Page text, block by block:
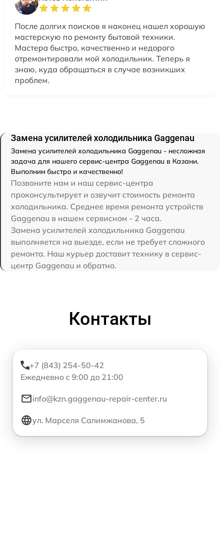
После долгих поисков я наконец нашел хорошую
мастерскую по ремонту бытовой техники.
Мастера быстро, качественно и недорого
отремонтировали мой холодильник. Теперь я
знаю, куда обращаться в случае возникших
проблем.
Замена усилителей холодильника Gaggenau
Замена усилителей холодильника Gaggenau - несложная
задача для нашего сервис-центра Gaggenau в Казани.
Выполним быстро и качественно!
Позвоните нам и наш сервис-центра
проконсультирует и озвучит стоимость ремонта
холодильника. Среднее время ремонта устройств
Gaggenau в нашем сервисном - 2 часа.
Замена усилителей холодильника Gaggenau
выполняется на выезде, если не требует сложного
ремонта. Наш курьер доставит технику в сервис-
центр Gaggenau и обратно.
Контакты
+7 (843) 254-50-42
Ежедневно с 9:00 до 21:00
info@kzn.gaggenau-repair-center.ru
ул. Марселя Салимжанова, 5